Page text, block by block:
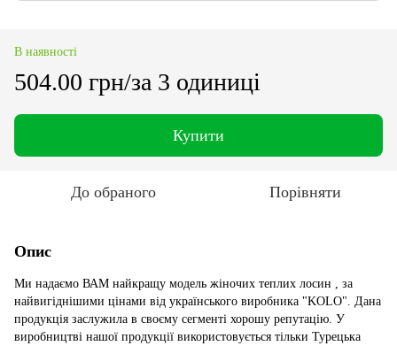
В наявності
504.00 грн/за 3 одиниці
Купити
До обраного Порівняти
Опис
Ми надаємо ВАМ найкращу модель жіночих теплих лосин , за
найвигіднішими цінами від українського виробника "KOLO". Дана
продукція заслужила в своєму сегменті хорошу репутацію. У
виробництві нашої продукції використовується тільки Турецька